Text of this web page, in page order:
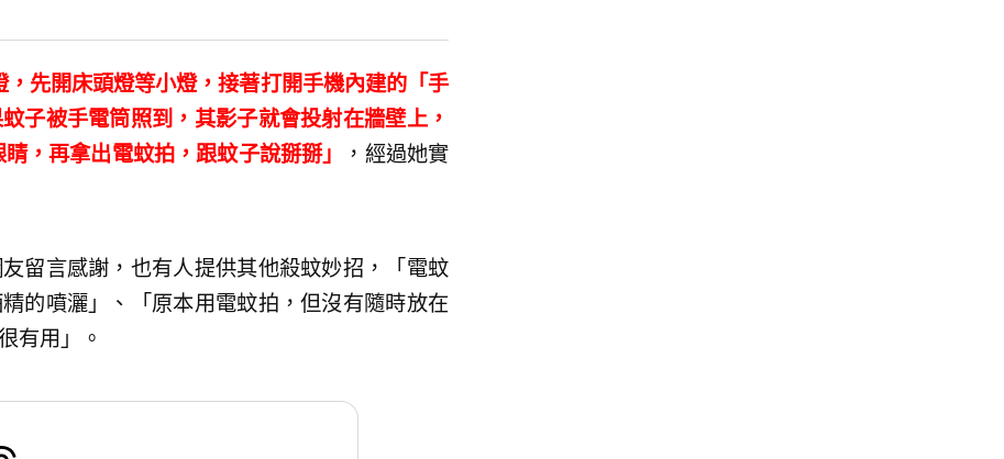
，先開床頭燈等小燈，接著打開手機內建的「手
子被手電筒照到，其影子就會投射在牆壁上，
，再拿出電蚊拍，跟蚊子說掰掰」
，經過她實
留言感謝，也有人提供其他殺蚊妙招，「電蚊
的噴灑」、「原本用電蚊拍，但沒有隨時放在
有用」。